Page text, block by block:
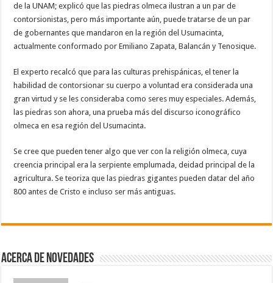
de la UNAM; explicó que las piedras olmeca ilustran a un par de
contorsionistas, pero más importante aún, puede tratarse de un par
de gobernantes que mandaron en la región del Usumacinta,
actualmente conformado por Emiliano Zapata, Balancán y Tenosique.
El experto recalcó que para las culturas prehispánicas, el tener la
habilidad de contorsionar su cuerpo a voluntad era considerada una
gran virtud y se les consideraba como seres muy especiales. Además,
las piedras son ahora, una prueba más del discurso iconográfico
olmeca en esa región del Usumacinta.
Se cree que pueden tener algo que ver con la religión olmeca, cuya
creencia principal era la serpiente emplumada, deidad principal de la
agricultura. Se teoriza que las piedras gigantes pueden datar del año
800 antes de Cristo e incluso ser más antiguas.
Acerca de NOVEDADES